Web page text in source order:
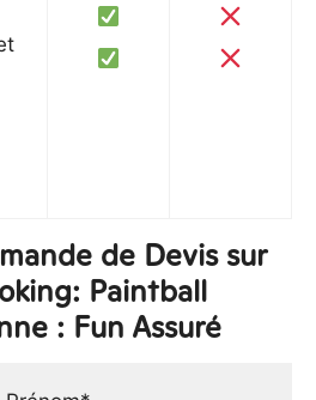
de Devis sur
Paintball
: Fun Assuré